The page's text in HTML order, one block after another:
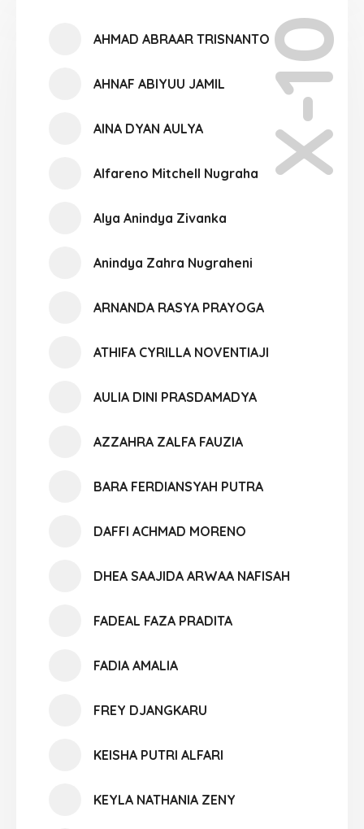
X-10
AHMAD ABRAAR TRISNANTO
AHNAF ABIYUU JAMIL
AINA DYAN AULYA
Alfareno Mitchell Nugraha
Alya Anindya Zivanka
Anindya Zahra Nugraheni
ARNANDA RASYA PRAYOGA
ATHIFA CYRILLA NOVENTIAJI
AULIA DINI PRASDAMADYA
AZZAHRA ZALFA FAUZIA
BARA FERDIANSYAH PUTRA
DAFFI ACHMAD MORENO
DHEA SAAJIDA ARWAA NAFISAH
FADEAL FAZA PRADITA
FADIA AMALIA
FREY DJANGKARU
KEISHA PUTRI ALFARI
KEYLA NATHANIA ZENY